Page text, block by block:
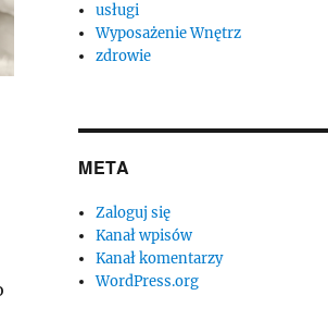
usługi
Wyposażenie Wnętrz
zdrowie
META
Zaloguj się
Kanał wpisów
Kanał komentarzy
WordPress.org